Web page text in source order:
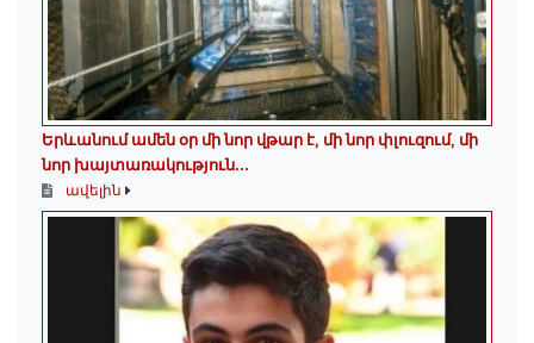
Երևանում ամեն օր մի նոր վթար է, մի նոր փլուզում, մի
նոր խայտառակություն...
ավելին